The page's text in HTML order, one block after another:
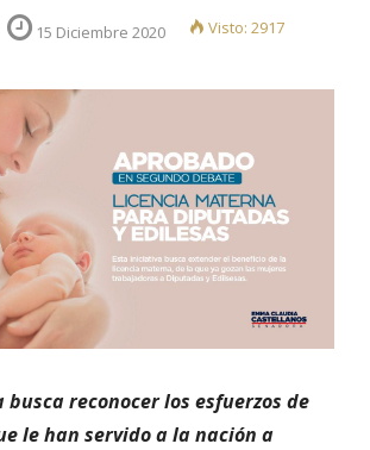
15 Diciembre 2020 Visto: 2917
reconocer los esfuerzos de
le han servido a la nación a